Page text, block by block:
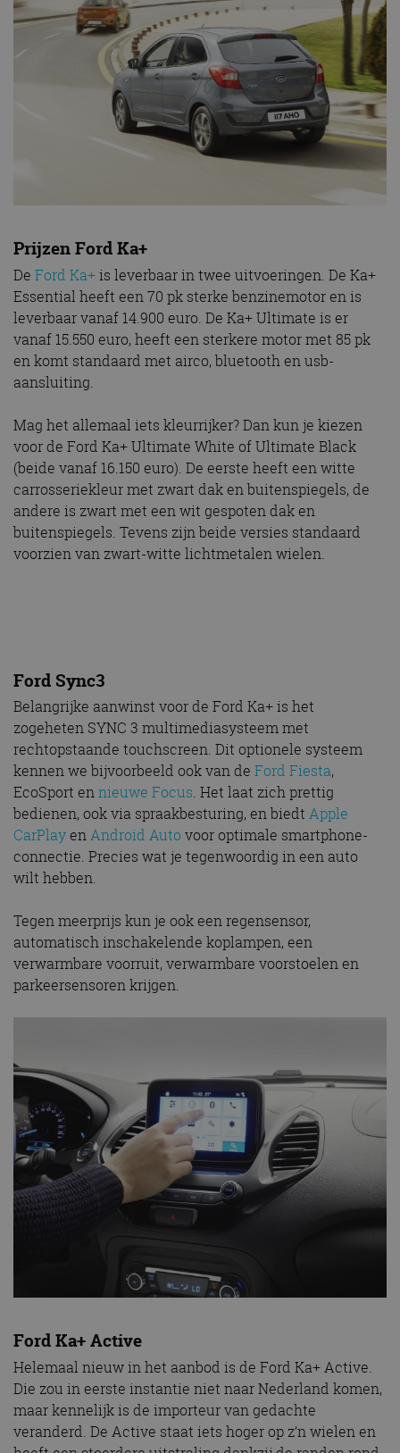
Prijzen Ford Ka+
De Ford Ka+is leverbaar in twee uitvoeringen. De Ka+
Essential heeft een 70 pk sterke benzinemotor en is
leverbaar vanaf 14.900 euro. De Ka+ Ultimate is er
vanaf 15.550 euro, heeft een sterkere motor met 85 pk
en komt standaard met airco, bluetooth en usb-
aansluiting.
Mag het allemaal iets kleurrijker? Dan kun je kiezen
voor de Ford Ka+ Ultimate White of Ultimate Black
(beide vanaf 16.150 euro). De eerste heeft een witte
carrosseriekleur met zwart dak en buitenspiegels, de
andere is zwart met een wit gespoten dak en
buitenspiegels. Tevens zijn beide versies standaard
voorzien van zwart-witte lichtmetalen wielen.
Ford Sync3
Belangrijke aanwinst voor de Ford Ka+ is het
zogeheten SYNC 3 multimediasysteem met
rechtopstaande touchscreen. Dit optionele systeem
kennen we bijvoorbeeld ook van de Ford Fiesta,
EcoSport ennieuwe Focus. Het laat zich prettig
bedienen, ook via spraakbesturing, en biedt Apple
CarPlayenAndroid Autovoor optimale smartphone-
connectie. Precies wat je tegenwoordig in een auto
wilt hebben.
Tegen meerprijs kun je ook een regensensor,
automatisch inschakelende koplampen, een
verwarmbare voorruit, verwarmbare voorstoelen en
parkeersensoren krijgen.
Ford Ka+ Active
Helemaal nieuw in het aanbod is de Ford Ka+ Active.
Die zou in eerste instantie niet naar Nederland komen,
maar kennelijk is de importeur van gedachte
veranderd. De Active staat iets hoger op z’n wielen en